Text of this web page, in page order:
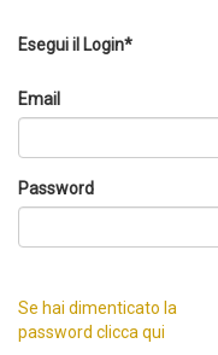
Esegui il Login*
Email
Password
Se hai dimenticato la
password clicca qui